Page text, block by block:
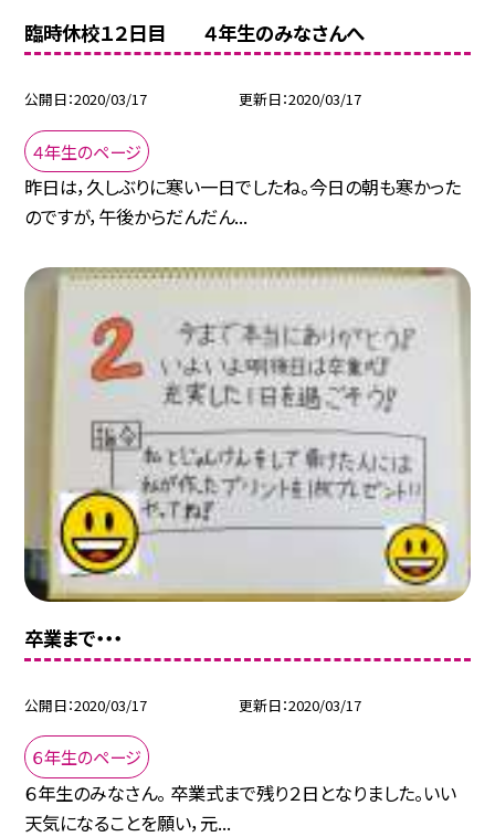
臨時休校１２日目 ４年生のみなさんへ
公開日 2020/03/17 更新日 2020/03/17
４年生のページ
昨日は，久しぶりに寒い一日でしたね。今日の朝も寒かった
のですが，午後からだんだん...
卒業まで・・・
公開日 2020/03/17 更新日 2020/03/17
６年生のページ
６年生のみなさん。 卒業式まで残り２日となりました。いい
天気になることを願い，元...